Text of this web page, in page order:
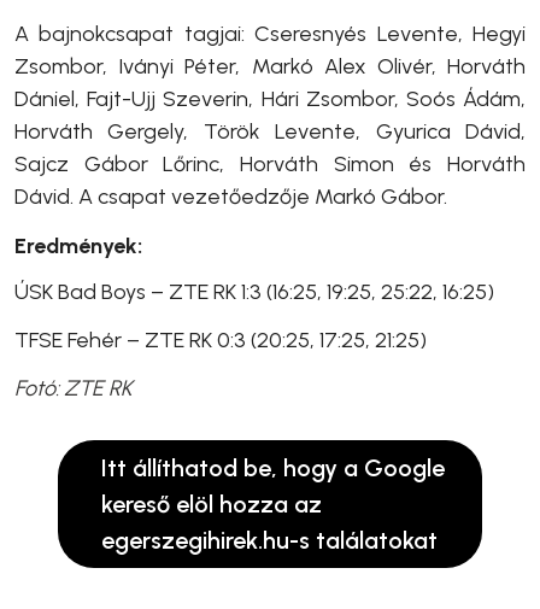
A bajnokcsapat tagjai: Cseresnyés Levente, Hegyi
Zsombor, Iványi Péter, Markó Alex Olivér, Horváth
Dániel, Fajt-Ujj Szeverin, Hári Zsombor, Soós Ádám,
Horváth Gergely, Török Levente, Gyurica Dávid,
Sajcz Gábor Lőrinc, Horváth Simon és Horváth
Dávid. A csapat vezetőedzője Markó Gábor.
Eredmények:
ÚSK Bad Boys – ZTE RK 1:3 (16:25, 19:25, 25:22, 16:25)
TFSE Fehér – ZTE RK 0:3 (20:25, 17:25, 21:25)
Fotó: ZTE RK
Itt állíthatod be, hogy a Google
kereső elöl hozza az
egerszegihirek.hu-s találatokat